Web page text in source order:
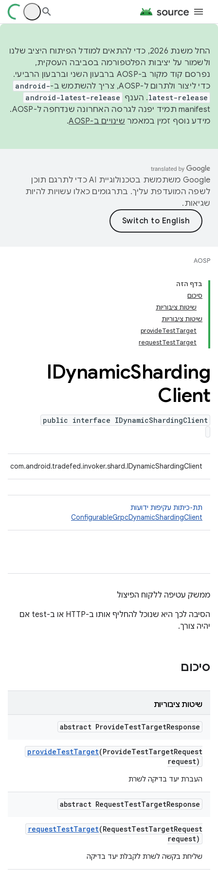
החל משנת 2026, כדי להתאים למודל הפיתוח היציב שלנו
ולשמור על יציבות הפלטפורמה בסביבה העסקית,
נפרסם קוד מקור ב-AOSP ברבעון השני וברבעון הרביעי.
כדי ליצור ולתרום ל-AOSP, צריך להשתמש ב-
android-
latest-release. הענף android-latest-release
manifest תמיד יפנה לגרסה האחרונה שנדחפה ל-AOSP.
מידע נוסף זמין במאמר שינויים ב-AOSP .
‫Google משתמשת בטכנולוגיית AI כדי לתרגם תוכן
לשפה המועדפת עליך. בתרגומים כאלו עשויות להיות
שגיאות.
AOSP
בדף הזה
סיכום
שיטות ציבוריות
שיטות ציבוריות
provideTestTarget
requestTestTarget
IDynamicSharding
Client
public interface IDynamicShardingClient
com.android.tradefed.invoker.shard.IDynamicShardingClient
תת-כיתות עקיפות ידועות
ConfigurableGrpcDynamicShardingClient
ממשק עטיפה ללקוח הפיצול
הסיבה לכך היא שנוכל להחליף אותו ב-HTTP או ב-test אם
יהיה צורך.
סיכום
שיטות ציבוריות
abstract ProvideTestTargetResponse
provideTestTarget(ProvideTestTargetRequest
request)
העברת יעד בדיקה לשרת
abstract RequestTestTargetResponse
requestTestTarget(RequestTestTargetRequest
request)
שליחת בקשה לשרת לקבלת יעד בדיקה